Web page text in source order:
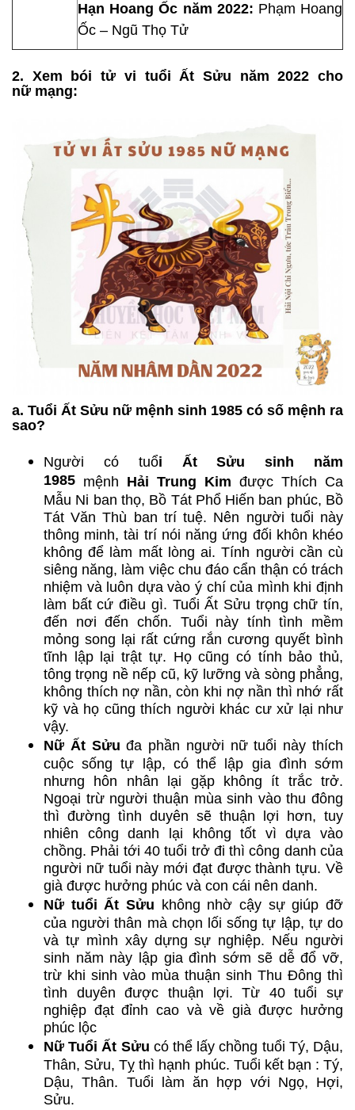
Hạn Hoang Ốc năm 2022: Phạm Hoang
Ốc – Ngũ Thọ Tử
2. Xem bói tử vi tuổi Ất Sửu năm 2022 cho
nữ mạng:
a. Tuổi Ất Sửu nữ mệnh sinh 1985 có số mệnh ra
sao?
Người có tuổi Ất Sửu sinh năm
1985 mệnh Hải Trung Kim được Thích Ca
Mẫu Ni ban thọ, Bồ Tát Phổ Hiến ban phúc, Bồ
Tát Văn Thù ban trí tuệ. Nên người tuổi này
thông minh, tài trí nói năng ứng đối khôn khéo
không để làm mất lòng ai. Tính người cần cù
siêng năng, làm việc chu đáo cẩn thận có trách
nhiệm và luôn dựa vào ý chí của mình khi định
làm bất cứ điều gì. Tuổi Ất Sửu trọng chữ tín,
đến nơi đến chốn. Tuổi này tính tình mềm
mỏng song lại rất cứng rắn cương quyết bình
tĩnh lập lại trật tự. Họ cũng có tính bảo thủ,
tông trọng nề nếp cũ, kỹ lưỡng và sòng phẳng,
không thích nợ nần, còn khi nợ nần thì nhớ rất
kỹ và họ cũng thích người khác cư xử lại như
vậy.
Nữ Ất Sửu đa phần người nữ tuổi này thích
cuộc sống tự lập, có thể lập gia đình sớm
nhưng hôn nhân lại gặp không ít trắc trở.
Ngoại trừ người thuận mùa sinh vào thu đông
thì đường tình duyên sẽ thuận lợi hơn, tuy
nhiên công danh lại không tốt vì dựa vào
chồng. Phải tới 40 tuổi trở đi thì công danh của
người nữ tuổi này mới đạt được thành tựu. Về
già được hưởng phúc và con cái nên danh.
Nữ tuổi Ất Sửu không nhờ cậy sự giúp đỡ
của người thân mà chọn lối sống tự lập, tự do
và tự mình xây dựng sự nghiệp. Nếu người
sinh năm này lập gia đình sớm sẽ dễ đổ vỡ,
trừ khi sinh vào mùa thuận sinh Thu Đông thì
tình duyên được thuận lợi. Từ 40 tuổi sự
nghiệp đạt đỉnh cao và về già được hưởng
phúc lộc
Nữ Tuổi Ất Sửu có thể lấy chồng tuổi Tý, Dậu,
Thân, Sửu, Tỵ thì hạnh phúc. Tuổi kết bạn : Tý,
Dậu, Thân. Tuổi làm ăn hợp với Ngọ, Hợi,
Sửu.